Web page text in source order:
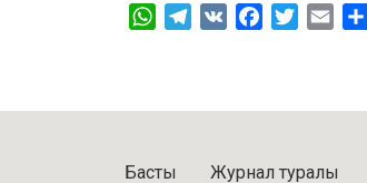
WhatsAppTelegram
VK FacebookTwitterEmail
Басты Журнал туралы